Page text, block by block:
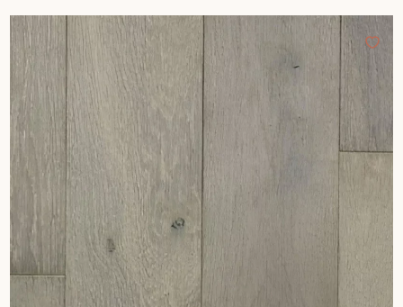
ACCESSOIRES PARQUET
D'INTÉRIEUR
Nos conseillers sont disponibles au
09-8899140
VOUS AVEZ UN PROJET ?
Nos experts sont à votre disposition pour vous guider pas à